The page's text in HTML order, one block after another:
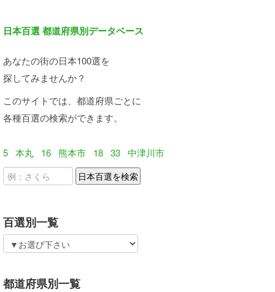
日本百選 都道府県別データベース
あなたの街の日本100選を
探してみませんか？
このサイトでは、都道府県ごとに
各種百選の検索ができます。
5 本丸 16 熊本市 18 33 中津川市
百選別一覧
都道府県別一覧